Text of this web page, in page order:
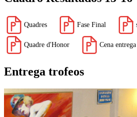
Quadres Fase Final
Quadre d'Honor Cena
Entrega trofeos